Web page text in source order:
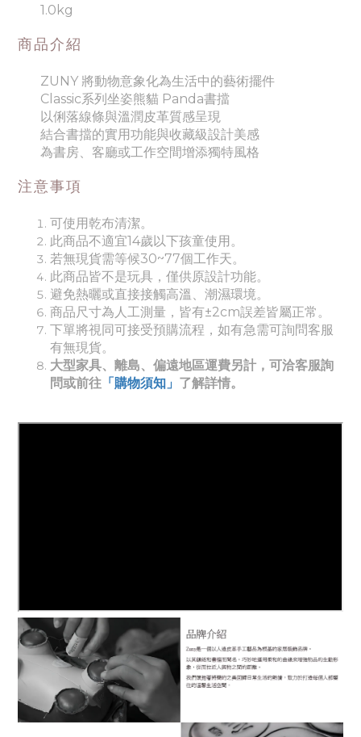
1.0kg
商品介紹
ZUNY 將動物意象化為生活中的藝術擺件
Classic系列坐姿熊貓 Panda書擋
以俐落線條與溫潤皮革質感呈現
結合書擋的實用功能與收藏級設計美感
為書房、客廳或工作空間增添獨特風格
注意事項
可使用乾布清潔。
此商品不適宜14歲以下孩童使用。
若無現貨需等候30~77個工作天。
此商品皆不是玩具，僅供原設計功能。
避免熱曬或直接接觸高溫、潮濕環境。
商品尺寸為人工測量，皆有±2cm誤差皆屬正常。
下單將視同可接受預購流程，如有急需可詢問客服
有無現貨。
大型家具、離島、偏遠地區運費另計，可洽客服詢
問或前往 「購物須知」 了解詳情。